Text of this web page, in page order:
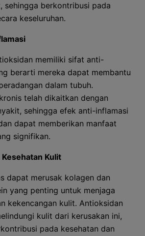
sehingga berkontribusi pada
keseluruhan.
memiliki sifat anti-
berarti mereka dapat membantu
dalam tubuh.
telah dikaitkan dengan
sehingga efek anti-inflamasi
dapat memberikan manfaat
signifikan.
Kulit
dapat merusak kolagen dan
yang penting untuk menjaga
kekencangan kulit. Antioksidan
kulit dari kerusakan ini,
pada kesehatan dan